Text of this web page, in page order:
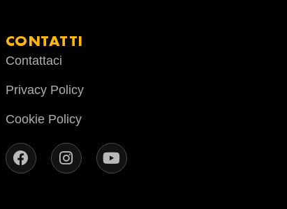
CONTATTI
Contattaci
Privacy Policy
Cookie Policy